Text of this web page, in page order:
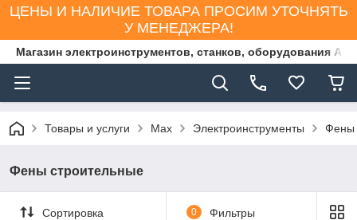
ЦЕНЫ И НАЛИЧИЕ ТОВАРА ПРОСИМ УТОЧНЯТЬ
У МЕНЕДЖЕРА!
Магазин электроинструментов, станков, оборудования
Товары и услуги Max Электроинструменты Фены
Фены строительные
Сортировка 0 Фильтры